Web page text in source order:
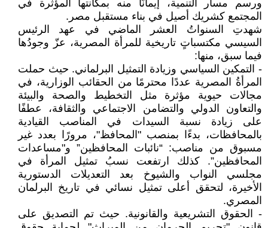
ورسم مسار التنمية، إيمانًا منه بمكانتها المؤثرة في
المجتمع كشريك أصيل في بناء مستقبل مصر.
شهدتِ السنواتُ العشر الماضي في عهد الرئيس
السيسي مكتسباتٍ تاريخية للمرأة المصرية، عزّ وجودُها
فيما سبق، منها:
- التمكين السياسي وزيادة التمثيل البرلماني. حيث حملت
المرأةُ المصرية عددًا محترمًا من الحقائب الوزارية، في
مجالات حيوية مؤثرة مثل التخطيط والصحة والبيئة
والتعاون الدولي والتضامن الاجتماعي والثقافة، عطفًا
على زيادة نسبة السيدات في المناصب القيادية
بالمحافظات، بدءًا بمنصب "المحافظ"، مرورًا بعدد غير
مسبوق من مناصب: “نائبات المحافظين” و"مساعدات
المحافظين”. كذلك ارتفعت نسبُ تمثيل المرأة في
مجلسي النواب والشيوخ بعد التعديلات الدستورية
الأخيرة، لتحقق أعلى تمثيل نسائي في تاريخ البرلمان
المصري.
- الحقوق التشريعية والقانونية. حيث تم التصديق على